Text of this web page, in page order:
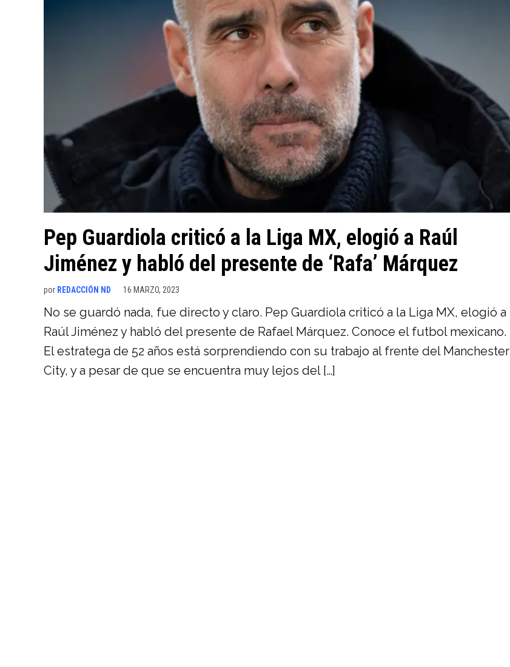
Pep Guardiola criticó a la Liga MX, elogió a Raúl
Jiménez y habló del presente de ‘Rafa’ Márquez
por REDACCIÓN ND 16 MARZO, 2023
No se guardó nada, fue directo y claro. Pep Guardiola criticó a la Liga MX, elogió a
Raúl Jiménez y habló del presente de Rafael Márquez. Conoce el futbol mexicano.
El estratega de 52 años está sorprendiendo con su trabajo al frente del Manchester
City, y a pesar de que se encuentra muy lejos del […]